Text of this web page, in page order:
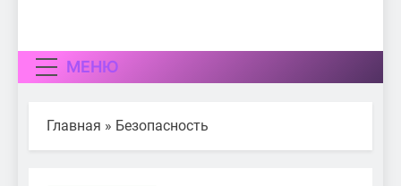
МЕНЮ
Главная » Безопасность